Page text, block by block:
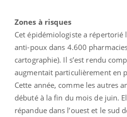
Zones à risques
Cet épidémiologiste a répertorié
anti-poux dans 4.600
cartographie). Il s’est rendu
augmentait particulièrement en
Cette année, comme les autres
débuté à la fin du mois de juin.
répandue dans l’ouest et le sud